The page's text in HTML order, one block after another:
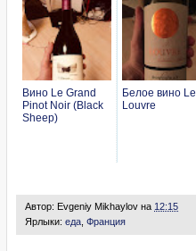
Вино Le Grand
Pinot Noir (Black
Sheep)
Белое вино Le
Louvre
Автор: Evgeniy Mikhaylov на 12:15
Ярлыки: еда Франция